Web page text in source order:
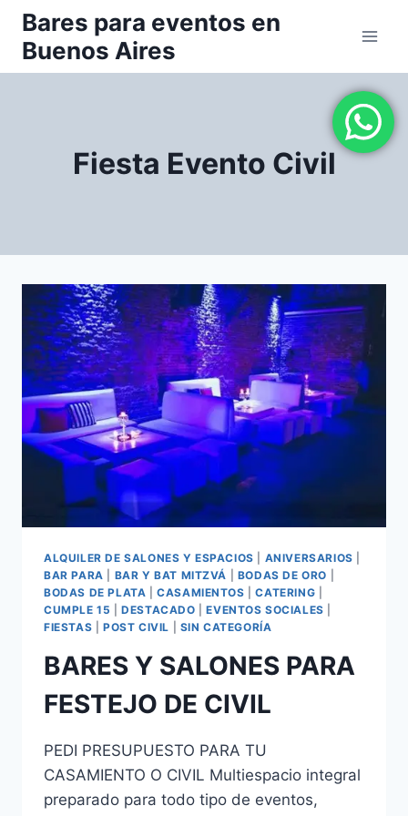
Saltar
contenido
Bares para eventos en
Buenos Aires
Fiesta Evento Civil
ALQUILER DE SALONES Y ESPACIOS ANIVERSARIOS
BAR PARA
BAR Y BAT MITZVÁ BODAS DE ORO
BODAS DE PLATA |CASAMIENTOS |CATERING
CUMPLE 15 |DESTACADO |EVENTOS SOCIALES
FIESTAS
POST CIVIL SIN CATEGORÍA
BARES Y SALONES PARA
FESTEJO DE CIVIL
PEDI PRESUPUESTO PARA TU
CASAMIENTO O CIVIL Multiespacio integral
preparado para todo tipo de eventos,